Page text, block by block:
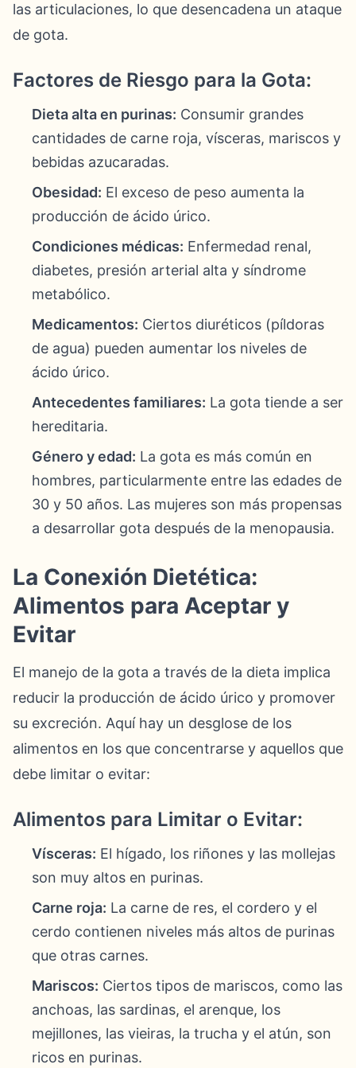
las articulaciones, lo que desencadena un ataque
de gota.
Factores de Riesgo para la Gota:
Dieta alta en purinas: Consumir grandes
cantidades de carne roja, vísceras, mariscos y
bebidas azucaradas.
Obesidad: El exceso de peso aumenta la
producción de ácido úrico.
Condiciones médicas: Enfermedad renal,
diabetes, presión arterial alta y síndrome
metabólico.
Medicamentos: Ciertos diuréticos (píldoras
de agua) pueden aumentar los niveles de
ácido úrico.
Antecedentes familiares: La gota tiende a ser
hereditaria.
Género y edad: La gota es más común en
hombres, particularmente entre las edades de
30 y 50 años. Las mujeres son más propensas
a desarrollar gota después de la menopausia.
La Conexión Dietética:
Alimentos para Aceptar y
Evitar
El manejo de la gota a través de la dieta implica
reducir la producción de ácido úrico y promover
su excreción. Aquí hay un desglose de los
alimentos en los que concentrarse y aquellos que
debe limitar o evitar:
Alimentos para Limitar o Evitar:
Vísceras: El hígado, los riñones y las mollejas
son muy altos en purinas.
Carne roja: La carne de res, el cordero y el
cerdo contienen niveles más altos de purinas
que otras carnes.
Mariscos: Ciertos tipos de mariscos, como las
anchoas, las sardinas, el arenque, los
mejillones, las vieiras, la trucha y el atún, son
ricos en purinas.